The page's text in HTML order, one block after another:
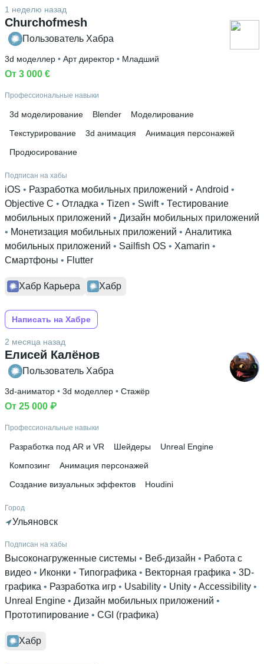
Churchofmesh
1 неделю назад
Пользователь Хабра
3d моделлер • Арт директор • Младший
От 3 000 €
Профессиональные навыки
3d моделирование Blender
Моделирование
Текстурирование
3d анимация
Анимация персонажей
Продюсирование
Подписан на хабы
iOS • Разработка мобильных приложений • Android
Objective C • Отладка • Tizen • Swift • Тестирование
мобильных приложений • Дизайн мобильных приложений
• Монетизация мобильных приложений • Аналитика
мобильных приложений • Sailfish OS • Xamarin
Смартфоны • Flutter
Хабр Карьера Хабр
Написать на Хабре
Елисей Калёнов
2 месяца назад
Пользователь Хабра
3d-аниматор • 3d моделлер • Стажёр
От 25 000 ₽
Профессиональные навыки
Разработка под AR и VR Шейдеры
Unreal Engine
Композинг
Анимация персонажей
Создание визуальных эффектов
Houdini
Город
Ульяновск
Подписан на хабы
Высоконагруженные системы • Веб-дизайн • Работа с
видео • Иконки • Типографика • Векторная графика • 3D-
графика • Разработка игр • Usability • Unity • Accessibility
Unreal Engine • Дизайн мобильных приложений
Прототипирование • CGI (графика)
Хабр